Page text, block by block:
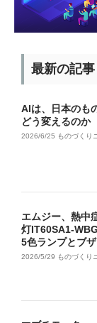
最新の記事
AIは、日本のも
どう変えるのか
2026/6/25 ものづくり
エムジー、熱中
灯IT60SA1-
5色ランプとブ
2026/5/29 ものづくり